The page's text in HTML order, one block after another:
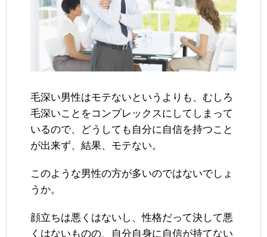
毛深い男性はモテないというよりも、むしろ
毛深いことをコンプレックスにしてしまって
いるので、どうしても自分に自信を持つこと
が出来ず、結果、モテない。
このような男性の方が多いのではないでしょ
うか。
顔立ちは悪くはないし、性格だって決して悪
くはないものの、自分自身に自信が持てない